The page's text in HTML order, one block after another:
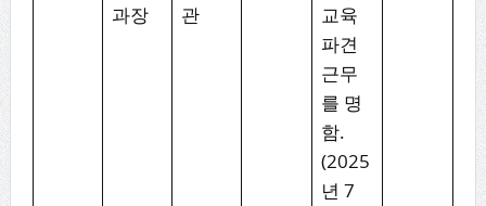
과장
관
교육
파견
근무
를 명
함.
(2025
년 7